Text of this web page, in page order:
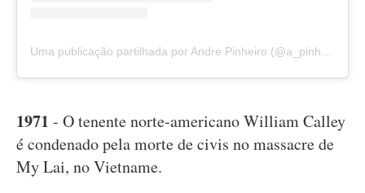
Uma publicação partilhada por Andre Pinheiro (@a_pinheiro79)
1971 - O tenente norte-americano William Calley
é condenado pela morte de civis no massacre de
My Lai, no Vietname.